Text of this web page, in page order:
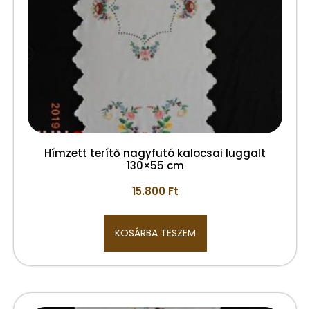
Hímzett terítő nagyfutó kalocsai luggalt
130×55 cm
15.800 Ft
KOSÁRBA TESZEM